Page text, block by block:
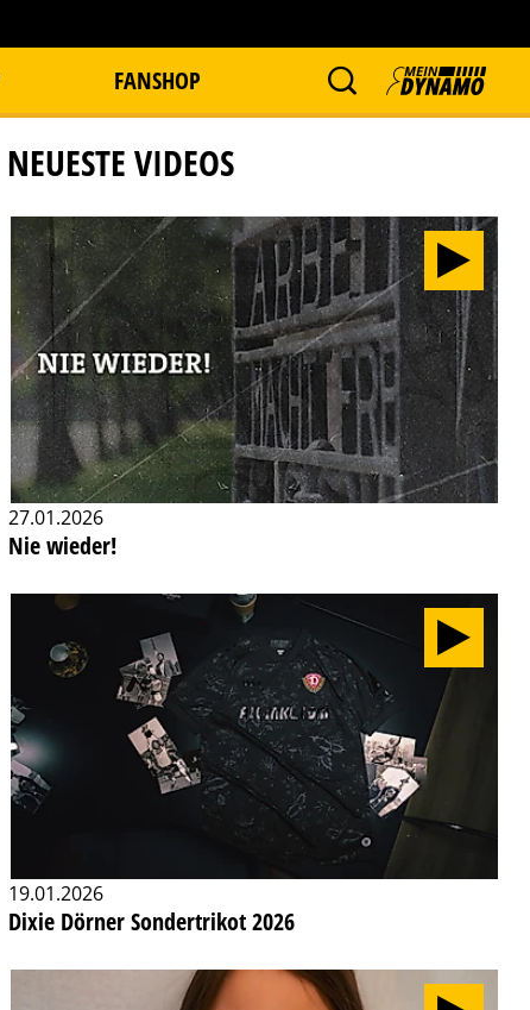
FANSHOP
NEUESTE VIDEOS
27.01.2026
Nie wieder!
19.01.2026
Dixie Dörner Sondertrikot 2026